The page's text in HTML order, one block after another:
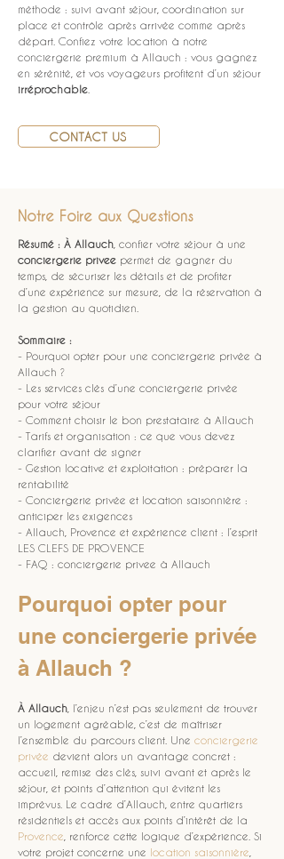
méthode : suivi avant séjour, coordination sur
place et contrôle après arrivée comme après
départ. Confiez votre location à notre
conciergerie premium à Allauch : vous gagnez
en sérénité, et vos voyageurs profitent d’un séjour
irréprochable
CONTACT US
Notre Foire aux Questions
Résumé : À Allauch , confier votre séjour à une
conciergerie privee permet de gagner du
temps, de sécuriser les détails et de profiter
d’une expérience sur mesure, de la réservation à
la gestion au quotidien.
Sommaire :
- Pourquoi opter pour une conciergerie privée à
Allauch ?
- Les services clés d’une conciergerie privée
pour votre séjour
- Comment choisir le bon prestataire à Allauch
- Tarifs et organisation : ce que vous devez
clarifier avant de signer
- Gestion locative et exploitation : préparer la
rentabilité
- Conciergerie privée et location saisonnière :
anticiper les exigences
- Allauch, Provence et expérience client : l’esprit
LES CLEFS DE PROVENCE
- FAQ : conciergerie privee à Allauch
Pourquoi opter pour
une conciergerie privée
à Allauch ?
À Allauch , l’enjeu n’est pas seulement de trouver
un logement agréable, c’est de maîtriser
l’ensemble du parcours client. Une conciergerie
privée devient alors un avantage concret :
accueil, remise des clés, suivi avant et après le
séjour, et points d’attention qui évitent les
imprévus. Le cadre d’Allauch, entre quartiers
résidentiels et accès aux points d’intérêt de la
Provence , renforce cette logique d’expérience. Si
votre projet concerne une location saisonnière